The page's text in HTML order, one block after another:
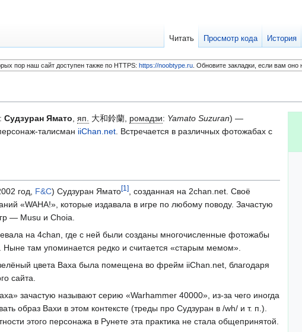
пор наш сайт доступен также по HTTPS:https://noobtype.ru . Обновите закладки, если вам оно
Судзуран Ямато яп. 大和鈴蘭 ромадзи: Yamato Suzuran) —
талисман iiChan.net . Встречается в различных фотожабах с
год, F&C) Судзуран Ямато[1 ]
, созданная на 2chan.net. Своё
«WAHA!», которые издавала в игре по любому поводу. Зачастую
— Musu и Choia.
на 4chan, где с ней были созданы многочисленные фотожабы
там упоминается редко и считается «старым мемом».
цвета Ваха была помещена во фрейм iiChan.net, благодаря
сайта.
зачастую называют серию «Warhammer 40000», из-за чего иногда
образ Вахи в этом контексте (треды про Судзуран в /wh/ и т. п.).
этого персонажа в Рунете эта практика не стала общепринятой.
Читать Просмотр кода История